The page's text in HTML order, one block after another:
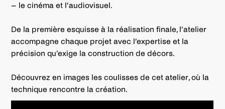
– le cinéma et l’audiovisuel.
De la première esquisse à la réalisation finale, l’atelier
accompagne chaque projet avec l’expertise et la
précision qu’exige la construction de décors.
Découvrez en images les coulisses de cet atelier, où la
technique rencontre la création.